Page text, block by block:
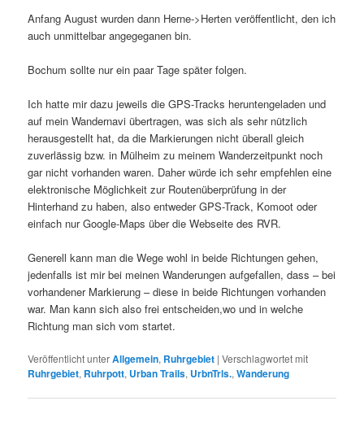
Anfang August wurden dann Herne->Herten veröffentlicht, den ich
auch unmittelbar angegeganen bin.
Bochum sollte nur ein paar Tage später folgen.
Ich hatte mir dazu jeweils die GPS-Tracks heruntengeladen und
auf mein Wandernavi übertragen, was sich als sehr nützlich
herausgestellt hat, da die Markierungen nicht überall gleich
zuverlässig bzw. in Mülheim zu meinem Wanderzeitpunkt noch
gar nicht vorhanden waren. Daher würde ich sehr empfehlen eine
elektronische Möglichkeit zur Routenüberprüfung in der
Hinterhand zu haben, also entweder GPS-Track, Komoot oder
einfach nur Google-Maps über die Webseite des RVR.
Generell kann man die Wege wohl in beide Richtungen gehen,
jedenfalls ist mir bei meinen Wanderungen aufgefallen, dass – bei
vorhandener Markierung – diese in beide Richtungen vorhanden
war. Man kann sich also frei entscheiden,wo und in welche
Richtung man sich vom startet.
Veröffentlicht unterAllgemein, Ruhrgebiet |Verschlagwortet mit
Ruhrgebiet, Ruhrpott, Urban Trails, UrbnTrls.,Wanderung